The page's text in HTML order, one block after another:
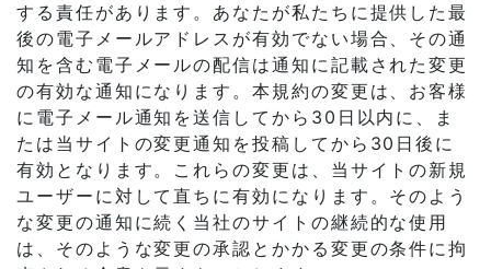
する責任があります。あなたが私たちに提供した最
後の電子メールアドレスが有効でない場合、その通
知を含む電子メールの配信は通知に記載された変更
の有効な通知になります。本規約の変更は、お客様
に電子メール通知を送信してから30日以内に、ま
たは当サイトの変更通知を投稿してから30日後に
有効となります。これらの変更は、当サイトの新規
ユーザーに対して直ちに有効になります。そのよう
な変更の通知に続く当社のサイトの継続的な使用
は、そのような変更の承認とかかる変更の条件に拘